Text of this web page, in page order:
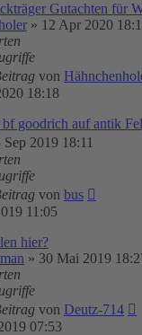
Gutachten für
» 12 Apr 2020
von
18:18
bf goodrich auf antik
Sep 2019 18:11
von bus
11:05
hier?
» 30 Mai 2019
von Deutz-714
07:53